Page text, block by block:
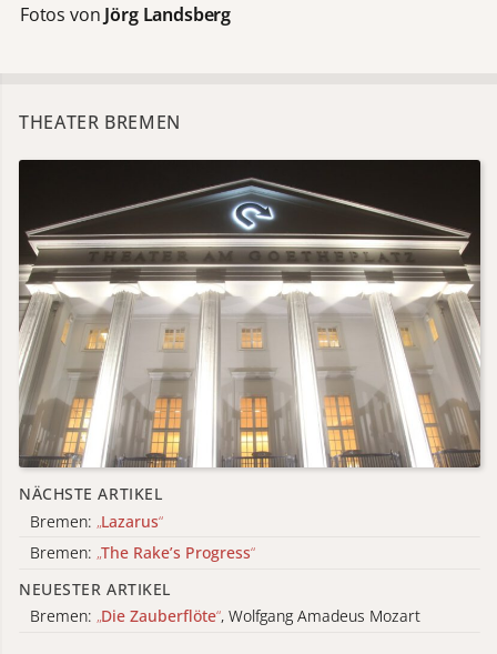
Fotos von Jörg Landsberg
THEATER BREMEN
NÄCHSTE ARTIKEL
Bremen: „Lazarus“
Bremen: „The Rake’s Progress“
NEUESTER ARTIKEL
Bremen: „Die Zauberflöte“, Wolfgang Amadeus Mozart